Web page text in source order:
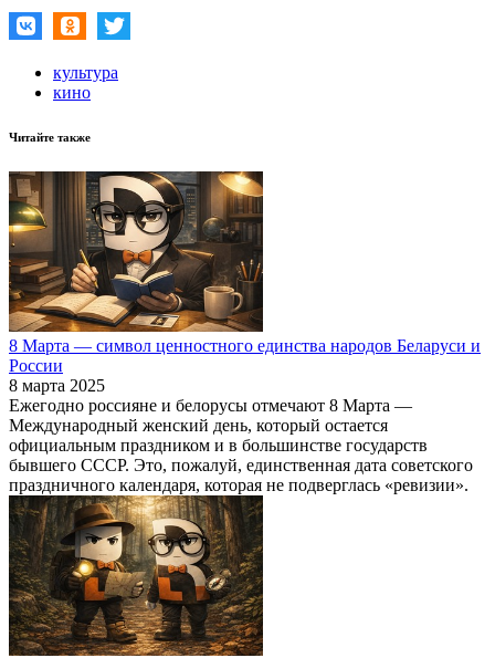
культура
кино
Читайте также
8 Марта — символ ценностного единства народов Беларуси и
России
8 марта 2025
Ежегодно россияне и белорусы отмечают 8 Марта —
Международный женский день, который остается
официальным праздником и в большинстве государств
бывшего СССР. Это, пожалуй, единственная дата советского
праздничного календаря, которая не подверглась «ревизии».